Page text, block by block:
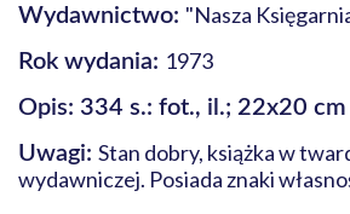
Wydawnictwo: "Nasza
Rok wydania: 1973
Opis: 334 s.: fot., il.; 22x20 cm
Uwagi: Stan dobry, książka w
wydawniczej. Posiada znaki